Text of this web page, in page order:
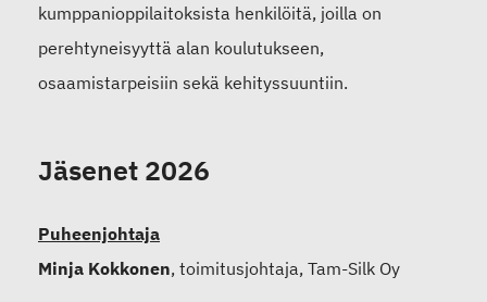
kumppanioppilaitoksista henkilöitä, joilla on
perehtyneisyyttä alan koulutukseen,
osaamistarpeisiin sekä kehityssuuntiin.
Jäsenet 2026
Puheenjohtaja
Minja Kokkonen, toimitusjohtaja, Tam-Silk Oy